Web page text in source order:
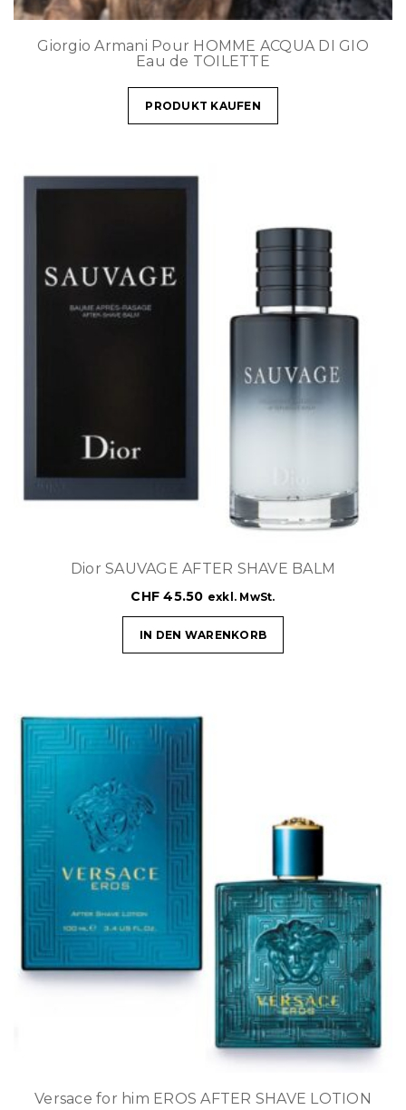
Giorgio Armani Pour HOMME ACQUA DI GIO
Eau de TOILETTE
PRODUKT KAUFEN
Dior SAUVAGE AFTER SHAVE BALM
CHF 45.50 exkl. MwSt.
IN DEN WARENKORB
Versace for him EROS AFTER SHAVE LOTION